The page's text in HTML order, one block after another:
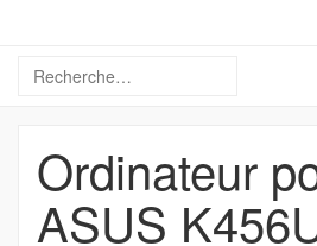
Ordinateur
ASUS